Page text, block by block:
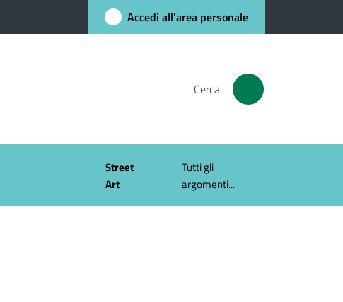
Accedi all'area personale
Cerca
Street
Art
Tutti gli
argomenti...